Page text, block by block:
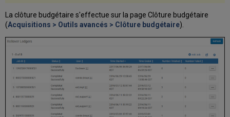
La clôture budgétaire s'effectue sur la page Clôture budgétaire
(Acquisitions > Outils avancés > Clôture budgétaire).